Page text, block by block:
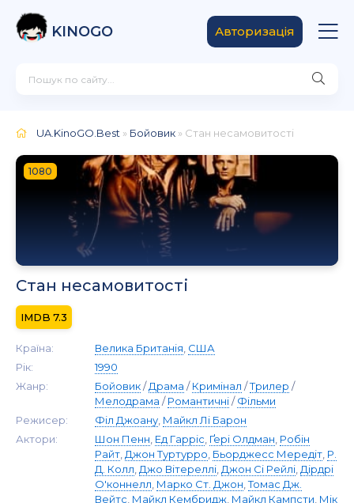
KINOGO Авторизація
UA.KinoGO.Best » Бойовик » Стан несамовитості
1080
Стан несамовитості
7.3
Країна: Велика Британія США
Рік:
1990
Жанр:
Бойовик/Драма /Кримінал /Трилер /
Мелодрама /Романтичні/Фільми
Режисер:
Філ Джоану Майкл Лі Барон
Актори:
Шон Пенн Ед Гарріс Ґері Олдман Робін
Райт Джон Туртурро Бьорджесс Мередіт Р.
Д. Колл Джо Вітереллі Джон Сі Рейлі Дірдрі
О'коннелл Марко Ст. Джон ,Томас Дж.
Вейтс Майкл Кембридж Майкл Кампсти Мік